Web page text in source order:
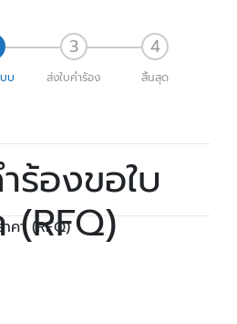
บบ ส่งใบคำร้อง สิ้นสุด
ร้องขอใบ
(RFQ)
คา (RFQ)